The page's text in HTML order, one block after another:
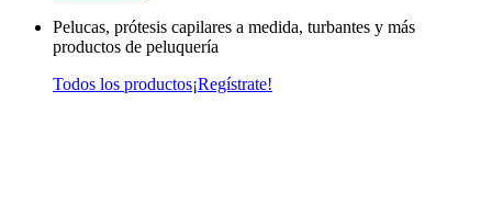
Pelucas, prótesis capilares a medida, turbantes y más
productos de peluquería
Todos los productos¡Regístrate!